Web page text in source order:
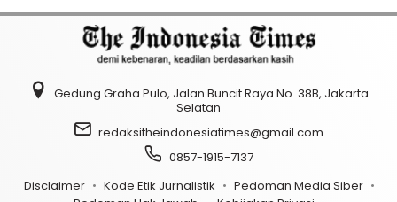
Gedung Graha Pulo, Jalan Buncit Raya No. 38B, Jakarta
Selatan
redaksitheindonesiatimes@gmail.com
0857-1915-7137
Disclaimer
Kode Etik Jurnalistik
Pedoman Media Siber